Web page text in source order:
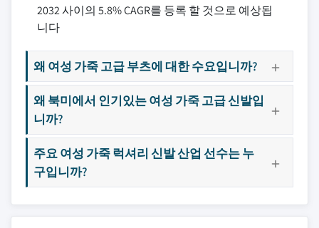
2032 사이의 5.8% CAGR를 등록 할 것으로 예상됩
니다
왜 여성 가죽 고급 부츠에 대한 수요입니까?
왜 북미에서 인기있는 여성 가죽 고급 신발입
니까?
주요 여성 가죽 럭셔리 신발 산업 선수는 누
구입니까?